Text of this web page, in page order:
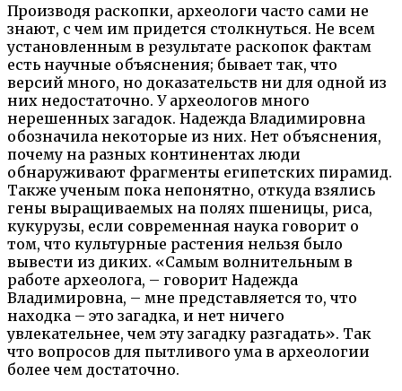
Производя раскопки, археологи часто сами не
знают, с чем им придется столкнуться. Не всем
установленным в результате раскопок фактам
есть научные объяснения; бывает так, что
версий много, но доказательств ни для одной из
них недостаточно. У археологов много
нерешенных загадок. Надежда Владимировна
обозначила некоторые из них. Нет объяснения,
почему на разных континентах люди
обнаруживают фрагменты египетских пирамид.
Также ученым пока непонятно, откуда взялись
гены выращиваемых на полях пшеницы, риса,
кукурузы, если современная наука говорит о
том, что культурные растения нельзя было
вывести из диких. «Самым волнительным в
работе археолога, – говорит Надежда
Владимировна, – мне представляется то, что
находка – это загадка, и нет ничего
увлекательнее, чем эту загадку разгадать». Так
что вопросов для пытливого ума в археологии
более чем достаточно.